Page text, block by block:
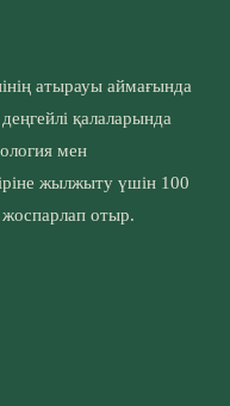
атырауы аймағында
қалаларында
мен
жылжыту үшін 100
жоспарлап отыр.